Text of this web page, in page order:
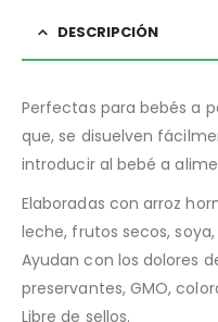
DESCRIPCIÓN
Perfectas para bebés a
que, se disuelven
introducir al bebé a
Elaboradas con arroz
leche, frutos secos,
Ayudan con los dolores
preservantes, GMO,
Libre de sellos.